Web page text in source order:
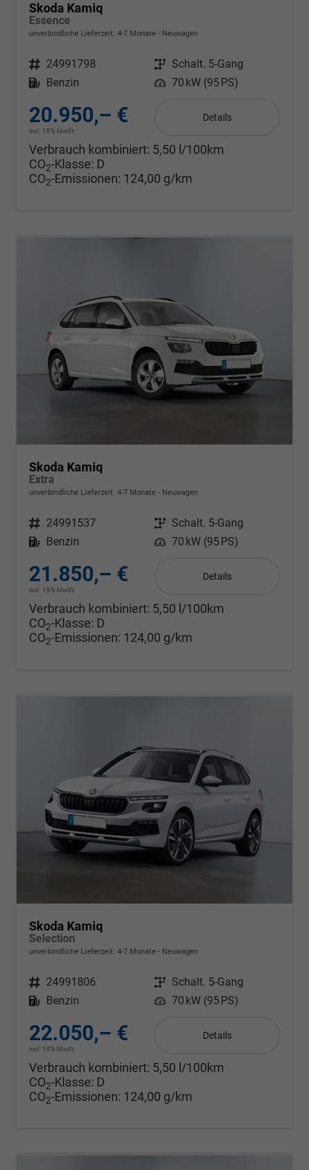
Skoda Kamiq
Essence
unverbindliche Lieferzeit: 4-7 Monate Neuwagen
Fahrzeugnr. 24991798 Getriebe Schalt. 5-Gang
Kraftstoff
Benzin Leistung 70 kW (95 PS)
20.950,– €
incl. 19% MwSt.
Details
Verbrauch kombiniert: 5,50 l/100km
CO2-Klasse: D
CO2-Emissionen: 124,00 g/km
Skoda Kamiq
Extra
unverbindliche Lieferzeit: 4-7 Monate Neuwagen
Fahrzeugnr. 24991537 Getriebe Schalt. 5-Gang
Kraftstoff
Benzin Leistung 70 kW (95 PS)
21.850,– €
incl. 19% MwSt.
Details
Verbrauch kombiniert: 5,50 l/100km
CO2-Klasse: D
CO2-Emissionen: 124,00 g/km
Skoda Kamiq
Selection
unverbindliche Lieferzeit: 4-7 Monate Neuwagen
Fahrzeugnr. 24991806 Getriebe Schalt. 5-Gang
Kraftstoff
Benzin Leistung 70 kW (95 PS)
22.050,– €
incl. 19% MwSt.
Details
Verbrauch kombiniert: 5,50 l/100km
CO2-Klasse: D
CO2-Emissionen: 124,00 g/km